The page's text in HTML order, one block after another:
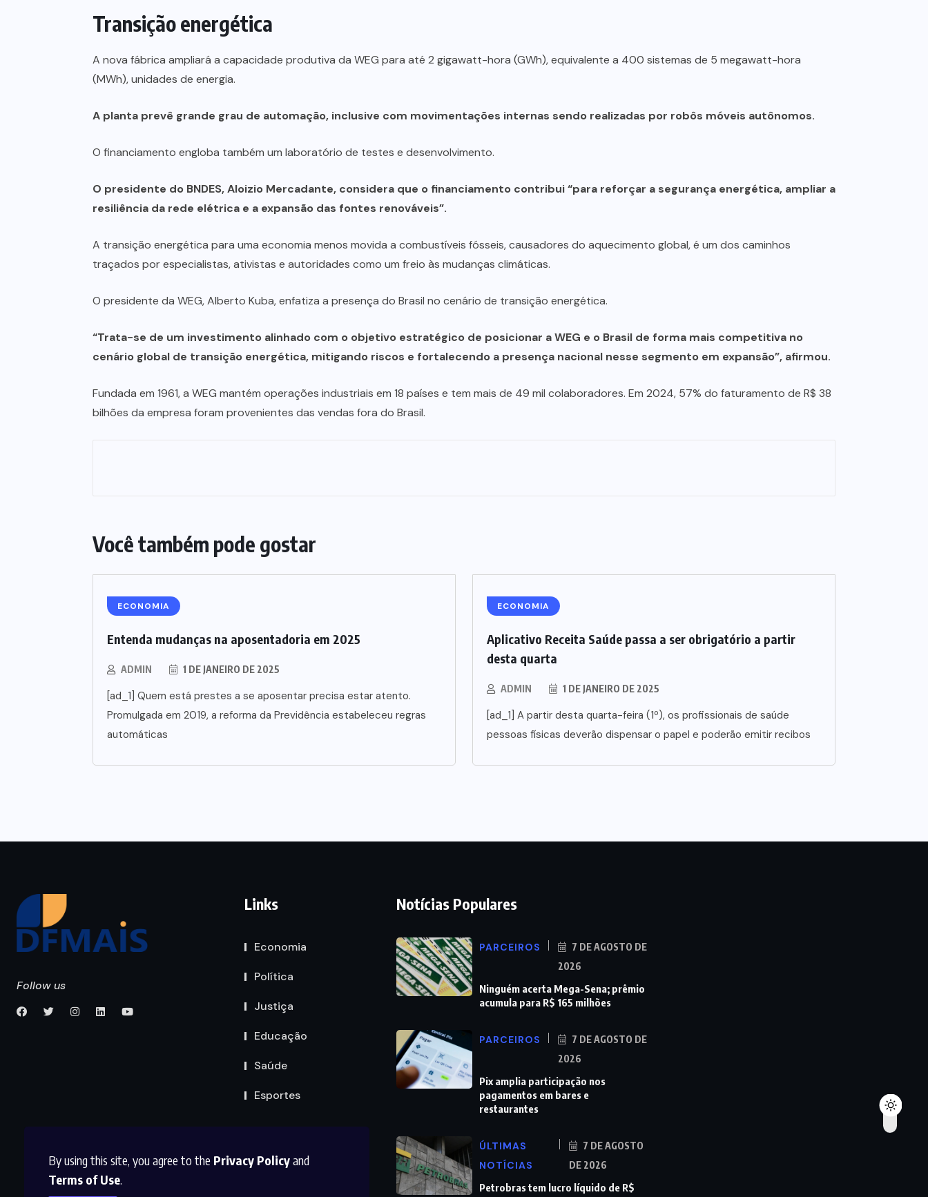
By using this site, you agree to the Privacy Policyand
Terms of Use.
Transição energética
A nova fábrica ampliará a capacidade produtiva da WEG para até 2 gigawatt-hora (GWh), equivalente a 400 sistemas de 5 megawatt-hora
(MWh), unidades de energia.
A planta prevê grande grau de automação, inclusive com movimentações internas sendo realizadas por robôs móveis autônomos.
O financiamento engloba também um laboratório de testes e desenvolvimento.
O presidente do BNDES, Aloizio Mercadante, considera que o financiamento contribui “para reforçar a segurança energética, ampliar a
resiliência da rede elétrica e a expansão das fontes renováveis”.
A transição energética para uma economia menos movida a combustíveis fósseis, causadores do aquecimento global, é um dos caminhos
traçados por especialistas, ativistas e autoridades como um freio às mudanças climáticas.
O presidente da WEG, Alberto Kuba, enfatiza a presença do Brasil no cenário de transição energética.
“Trata-se de um investimento alinhado com o objetivo estratégico de posicionar a WEG e o Brasil de forma mais competitiva no
cenário global de transição energética, mitigando riscos e fortalecendo a presença nacional nesse segmento em expansão”, afirmou.
Fundada em 1961, a WEG mantém operações industriais em 18 países e tem mais de 49 mil colaboradores. Em 2024, 57% do faturamento de R$ 38
bilhões da empresa foram provenientes das vendas fora do Brasil.
Você também pode gostar
ECONOMIA
Entenda mudanças na aposentadoria em 2025
ADMIN 1 DE JANEIRO DE 2025
[ad_1] Quem está prestes a se aposentar precisa estar atento.
Promulgada em 2019, a reforma da Previdência estabeleceu regras
automáticas
ECONOMIA
Aplicativo Receita Saúde passa a ser obrigatório a partir
desta quarta
ADMIN 1 DE JANEIRO DE 2025
[ad_1] A partir desta quarta-feira (1º), os profissionais de saúde
pessoas físicas deverão dispensar o papel e poderão emitir recibos
Follow us
Links
Economia
Política
Justiça
Educação
Saúde
Esportes
Notícias Populares
PARCEIROS
7 DE AGOSTO DE
2026
Ninguém acerta Mega-Sena; prêmio
acumula para R$ 165 milhões
PARCEIROS
7 DE AGOSTO DE
2026
Pix amplia participação nos
pagamentos em bares e
restaurantes
ÚLTIMAS
NOTÍCIAS
7 DE AGOSTO
DE 2026
Petrobras tem lucro líquido de R$